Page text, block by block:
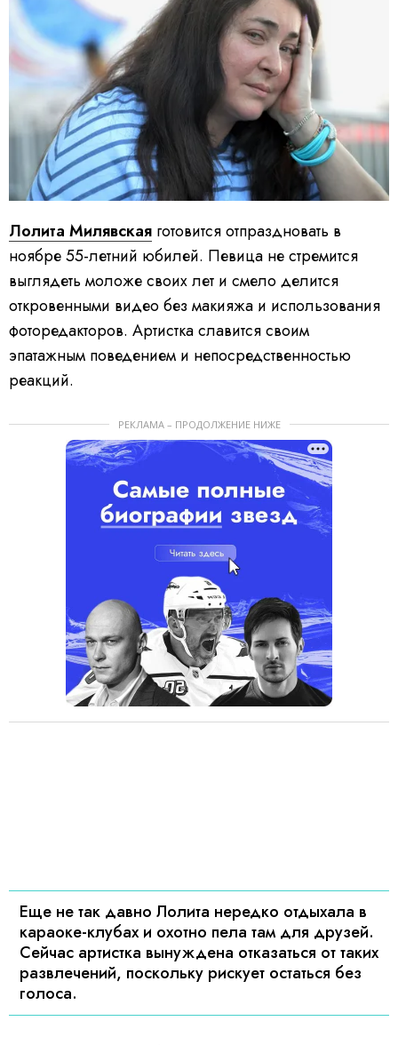
Лолита Милявская готовится отпраздновать в
ноябре 55-летний юбилей. Певица не стремится
выглядеть моложе своих лет и смело делится
откровенными видео без макияжа и использования
фоторедакторов. Артистка славится своим
эпатажным поведением и непосредственностью
реакций.
РЕКЛАМА – ПРОДОЛЖЕНИЕ НИЖЕ
Еще не так давно Лолита нередко отдыхала в
караоке-клубах и охотно пела там для друзей.
Сейчас артистка вынуждена отказаться от таких
развлечений, поскольку рискует остаться без
голоса.